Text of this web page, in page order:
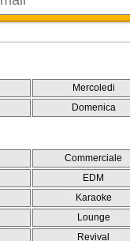
Mercoledi
Domenica
Commerciale
EDM
Karaoke
Lounge
Revival
9
10
23
24
30
31